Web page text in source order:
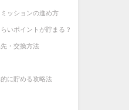
ッションの進め方
いポイントが貯まる？
・交換方法
に貯める攻略法